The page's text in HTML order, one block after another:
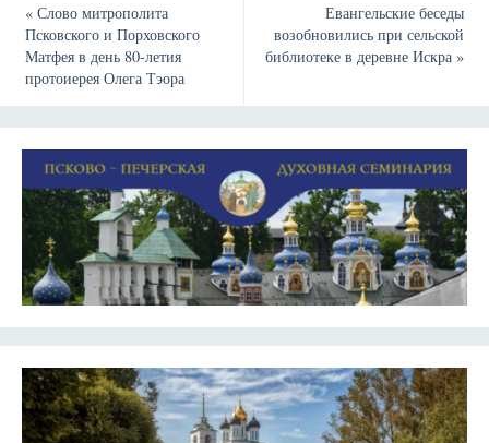
«Слово митрополита
Псковского и Порховского
Матфея в день 80-летия
протоиерея Олега Тэора
Евангельские беседы
возобновились при сельской
библиотеке в деревне Искра»